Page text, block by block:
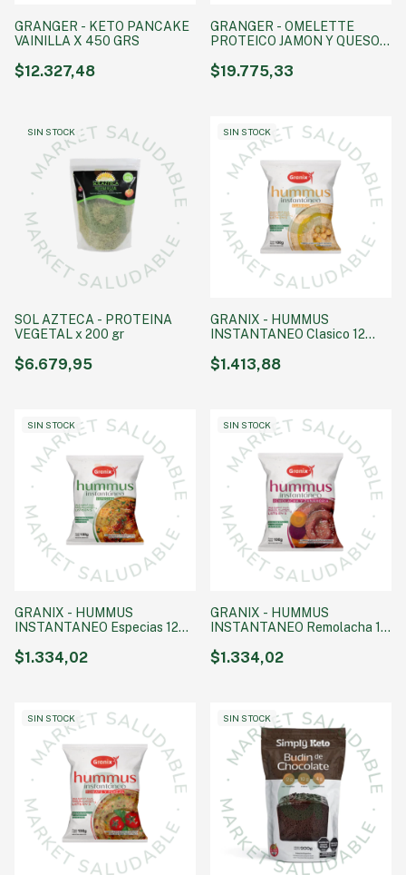
GRANGER - KETO PANCAKE
VAINILLA X 450 GRS
$12.327,48
GRANGER - OMELETTE
PROTEICO JAMON Y QUESO X
$19.775,33
SIN STOCK
SOL AZTECA - PROTEINA
VEGETAL x 200 gr
$6.679,95
SIN STOCK
GRANIX - HUMMUS
INSTANTANEO Clasico 12
$1.413,88
SIN STOCK
GRANIX - HUMMUS
INSTANTANEO Especias 12
$1.334,02
SIN STOCK
GRANIX - HUMMUS
INSTANTANEO Remolacha 12
$1.334,02
SIN STOCK SIN STOCK